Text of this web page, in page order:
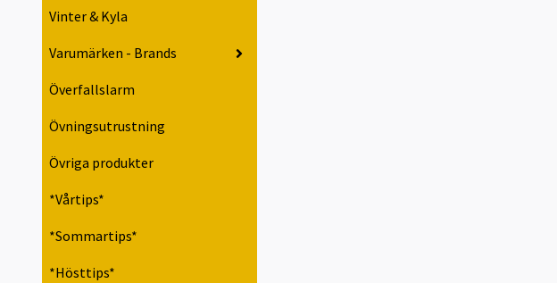
Vinter & Kyla
Varumärken - Brands
Överfallslarm
Övningsutrustning
Övriga produkter
*Vårtips*
*Sommartips*
*Hösttips*